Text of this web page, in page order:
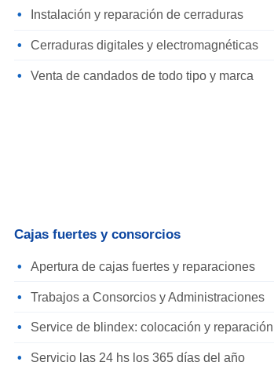
Instalación y reparación de cerraduras
Cerraduras digitales y electromagnéticas
Venta de candados de todo tipo y marca
Cajas fuertes y consorcios
Apertura de cajas fuertes y reparaciones
Trabajos a Consorcios y Administraciones
Service de blindex: colocación y reparación
Servicio las 24 hs los 365 días del año